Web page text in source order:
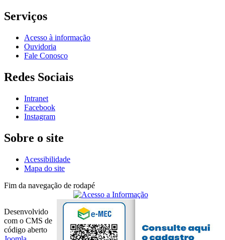
Serviços
Acesso à informação
Ouvidoria
Fale Conosco
Redes Sociais
Intranet
Facebook
Instagram
Sobre o site
Acessibilidade
Mapa do site
Fim da navegação de rodapé
Desenvolvido
com o CMS de
código aberto